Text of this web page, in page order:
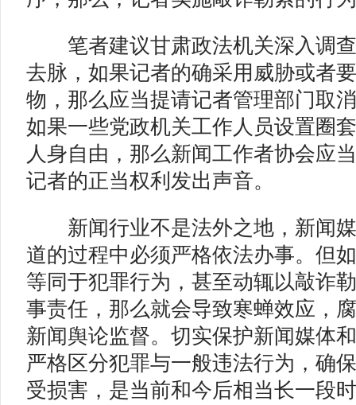
笔者建议甘肃政法机关深入调查
去脉，如果记者的确采用威胁或者
物，那么应当提请记者管理部门取
如果一些党政机关工作人员设置圈
人身自由，那么新闻工作者协会应
记者的正当权利发出声音。
新闻行业不是法外之地，新闻媒
道的过程中必须严格依法办事。但
等同于犯罪行为，甚至动辄以敲诈
事责任，那么就会导致寒蝉效应，
新闻舆论监督。切实保护新闻媒体
严格区分犯罪与一般违法行为，确
受损害，是当前和今后相当长一段